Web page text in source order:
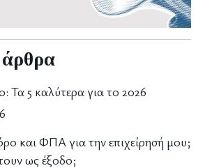
Τα 5 καλύτερα για το 2026
και ΦΠΑ για την επιχείρησή μου;
ως έξοδο;